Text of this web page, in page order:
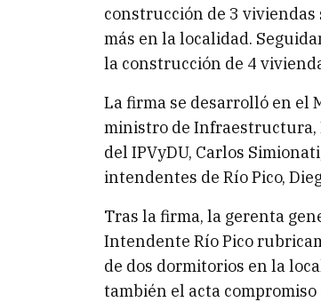
construcción de 3 viviendas
más en la localidad.
la construcción de 4
La firma se desarrolló en el
ministro de Infraestructura,
del IPVyDU, Carlos
intendentes de Río Pico,
Tras la firma, la gerenta
Intendente Río Pico
de dos dormitorios en la
también el acta